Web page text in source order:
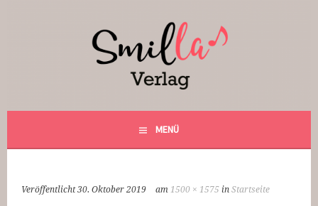
Smilla Verlag
24 Weihnachtsfantasien
MENÜ
Veröffentlicht30. Oktober 2019 am 1500 × 1575 inStartseite